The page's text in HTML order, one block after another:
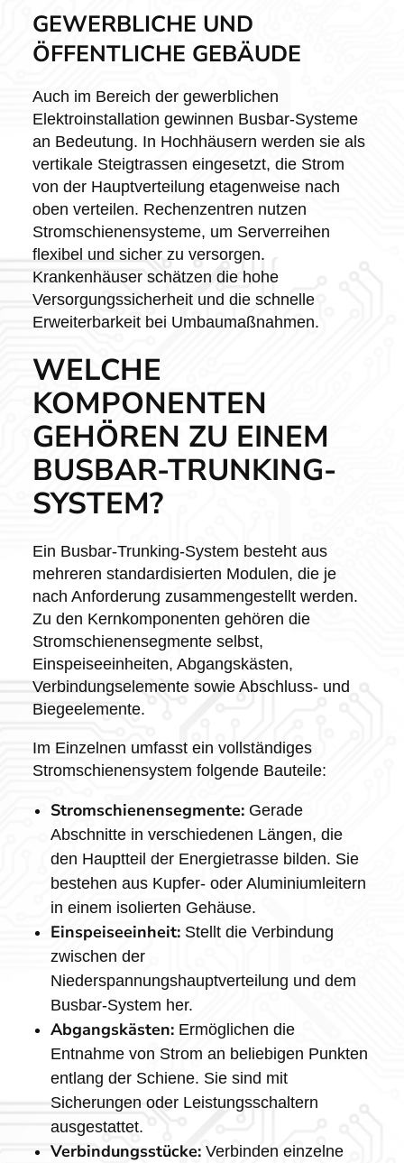
GEWERBLICHE UND
ÖFFENTLICHE GEBÄUDE
Auch im Bereich der gewerblichen
Elektroinstallation gewinnen Busbar-Systeme
an Bedeutung. In Hochhäusern werden sie als
vertikale Steigtrassen eingesetzt, die Strom
von der Hauptverteilung etagenweise nach
oben verteilen. Rechenzentren nutzen
Stromschienensysteme, um Serverreihen
flexibel und sicher zu versorgen.
Krankenhäuser schätzen die hohe
Versorgungssicherheit und die schnelle
Erweiterbarkeit bei Umbaumaßnahmen.
WELCHE
KOMPONENTEN
GEHÖREN ZU EINEM
BUSBAR-TRUNKING-
SYSTEM?
Ein Busbar-Trunking-System besteht aus
mehreren standardisierten Modulen, die je
nach Anforderung zusammengestellt werden.
Zu den Kernkomponenten gehören die
Stromschienensegmente selbst,
Einspeiseeinheiten, Abgangskästen,
Verbindungselemente sowie Abschluss- und
Biegeelemente.
Im Einzelnen umfasst ein vollständiges
Stromschienensystem folgende Bauteile:
Stromschienensegmente:Gerade
Abschnitte in verschiedenen Längen, die
den Hauptteil der Energietrasse bilden. Sie
bestehen aus Kupfer- oder Aluminiumleitern
in einem isolierten Gehäuse.
Einspeiseeinheit:Stellt die Verbindung
zwischen der
Niederspannungshauptverteilung und dem
Busbar-System her.
Abgangskästen:Ermöglichen die
Entnahme von Strom an beliebigen Punkten
entlang der Schiene. Sie sind mit
Sicherungen oder Leistungsschaltern
ausgestattet.
Verbindungsstücke:Verbinden einzelne